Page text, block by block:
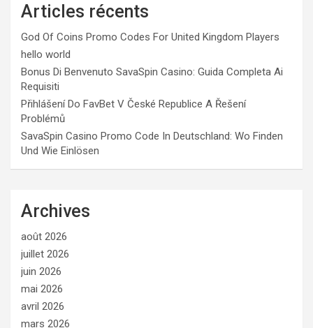
Articles récents
God Of Coins Promo Codes For United Kingdom Players
hello world
Bonus Di Benvenuto SavaSpin Casino: Guida Completa Ai
Requisiti
Přihlášení Do FavBet V České Republice A Řešení
Problémů
SavaSpin Casino Promo Code In Deutschland: Wo Finden
Und Wie Einlösen
Archives
août 2026
juillet 2026
juin 2026
mai 2026
avril 2026
mars 2026